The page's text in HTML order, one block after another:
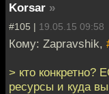
Korsar »
#105 | 19.05.15 09:58
Кому: Zapravshik,
> кто конкретно?
ресурсы и куда